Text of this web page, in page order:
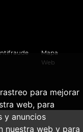
para mejorar
web, para
y anuncios
nuestra web y para
Mapa
Web